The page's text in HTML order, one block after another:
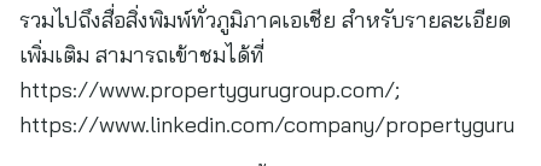
รวมไปถึงสื่อสิ่งพิมพ์ทั่วภูมิภาคเอเชีย สำหรับรายละเอียด
เพิ่มเติม สามารถเข้าชมได้ที่
https://www.propertygurugroup.com/;
https://www.linkedin.com/company/propertyguru